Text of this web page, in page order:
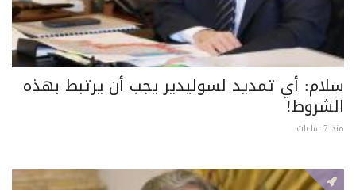
سلام: أي تمديد لسوليدير يجب أن يرتبط بهذه
الشروط!
منذ 7 ساعات